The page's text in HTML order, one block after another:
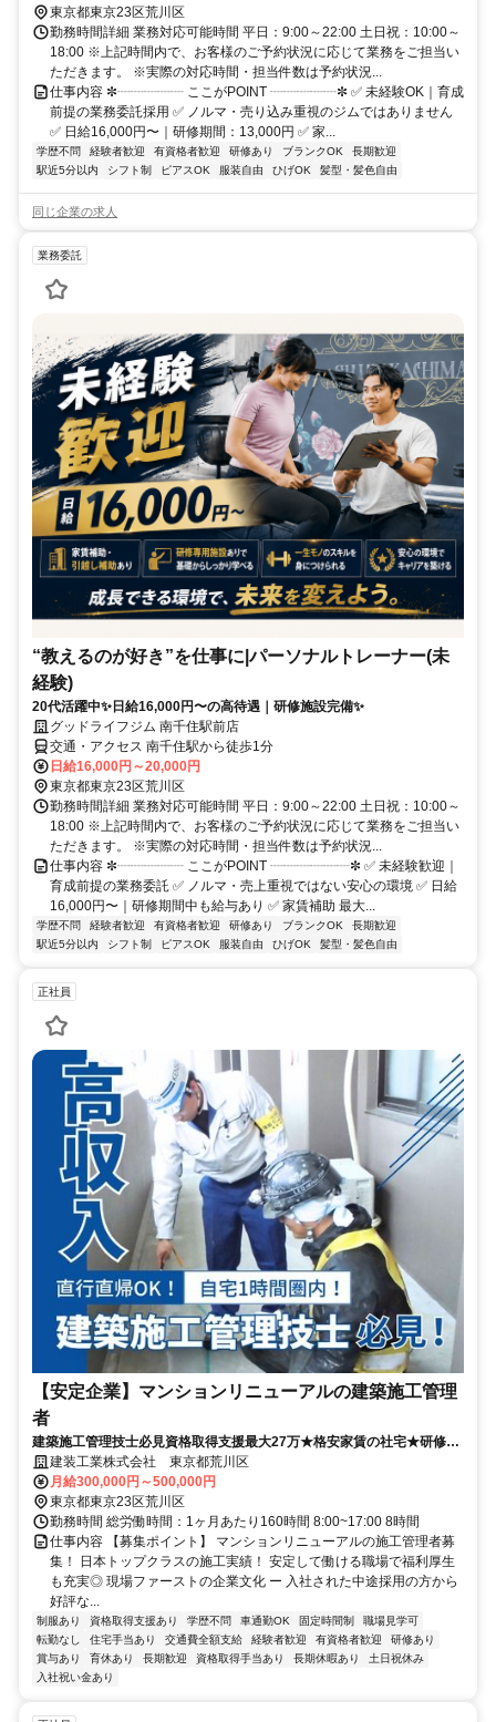
東京都東京23区荒川区
勤務時間詳細 業務対応可能時間 平日：9:00～22:00 土日祝：10:00～
18:00 ※上記時間内で、お客様のご予約状況に応じて業務をご担当い
ただきます。 ※実際の対応時間・担当件数は予約状況...
仕事内容 ✼┈┈┈┈┈ ここがPOINT ┈┈┈┈┈✼ ✅ 未経験OK｜育成
前提の業務委託採用 ✅ ノルマ・売り込み重視のジムではありません
✅ 日給16,000円〜｜研修期間：13,000円 ✅ 家...
学歴不問 経験者歓迎 有資格者歓迎 研修あり ブランクOK
長期歓迎
駅近5分以内
シフト制 ピアスOK 服装自由 ひげOK 髪型・髪色自由
同じ企業の求人
業務委託
“教えるのが好き”を仕事に|パーソナルトレーナー(未
経験)
20代活躍中✨日給16,000円〜の高待遇｜研修施設完備✨
グッドライフジム 南千住駅前店
交通・アクセス 南千住駅から徒歩1分
日給16,000円～20,000円
東京都東京23区荒川区
勤務時間詳細 業務対応可能時間 平日：9:00～22:00 土日祝：10:00～
18:00 ※上記時間内で、お客様のご予約状況に応じて業務をご担当い
ただきます。 ※実際の対応時間・担当件数は予約状況...
仕事内容 ✼┈┈┈┈┈ ここがPOINT ┈┈┈┈┈┈✼ ✅ 未経験歓迎｜
育成前提の業務委託 ✅ ノルマ・売上重視ではない安心の環境 ✅ 日給
16,000円〜｜研修期間中も給与あり ✅ 家賃補助 最大...
学歴不問 経験者歓迎 有資格者歓迎 研修あり ブランクOK
長期歓迎
駅近5分以内
シフト制 ピアスOK 服装自由 ひげOK 髪型・髪色自由
正社員
【安定企業】マンションリニューアルの建築施工管理
者
建築施工管理技士必見資格取得支援最大27万★格安家賃の社宅★研修あ
り 建装工業株式会社 東京都荒川区
月給300,000円～500,000円
東京都東京23区荒川区
勤務時間 総労働時間：1ヶ月あたり160時間 8:00~17:00 8時間
仕事内容 【募集ポイント】 マンションリニューアルの施工管理者募
集！ 日本トップクラスの施工実績！ 安定して働ける職場で福利厚生
も充実◎ 現場ファーストの企業文化 ー 入社された中途採用の方から
好評な...
制服あり 資格取得支援あり 学歴不問 車通勤OK 固定時間制
職場見学可
転勤なし
住宅手当あり 交通費全額支給 経験者歓迎 有資格者歓迎
研修あり
賞与あり
育休あり 長期歓迎 資格取得手当あり 長期休暇あり
土日祝休み
入社祝い金あり